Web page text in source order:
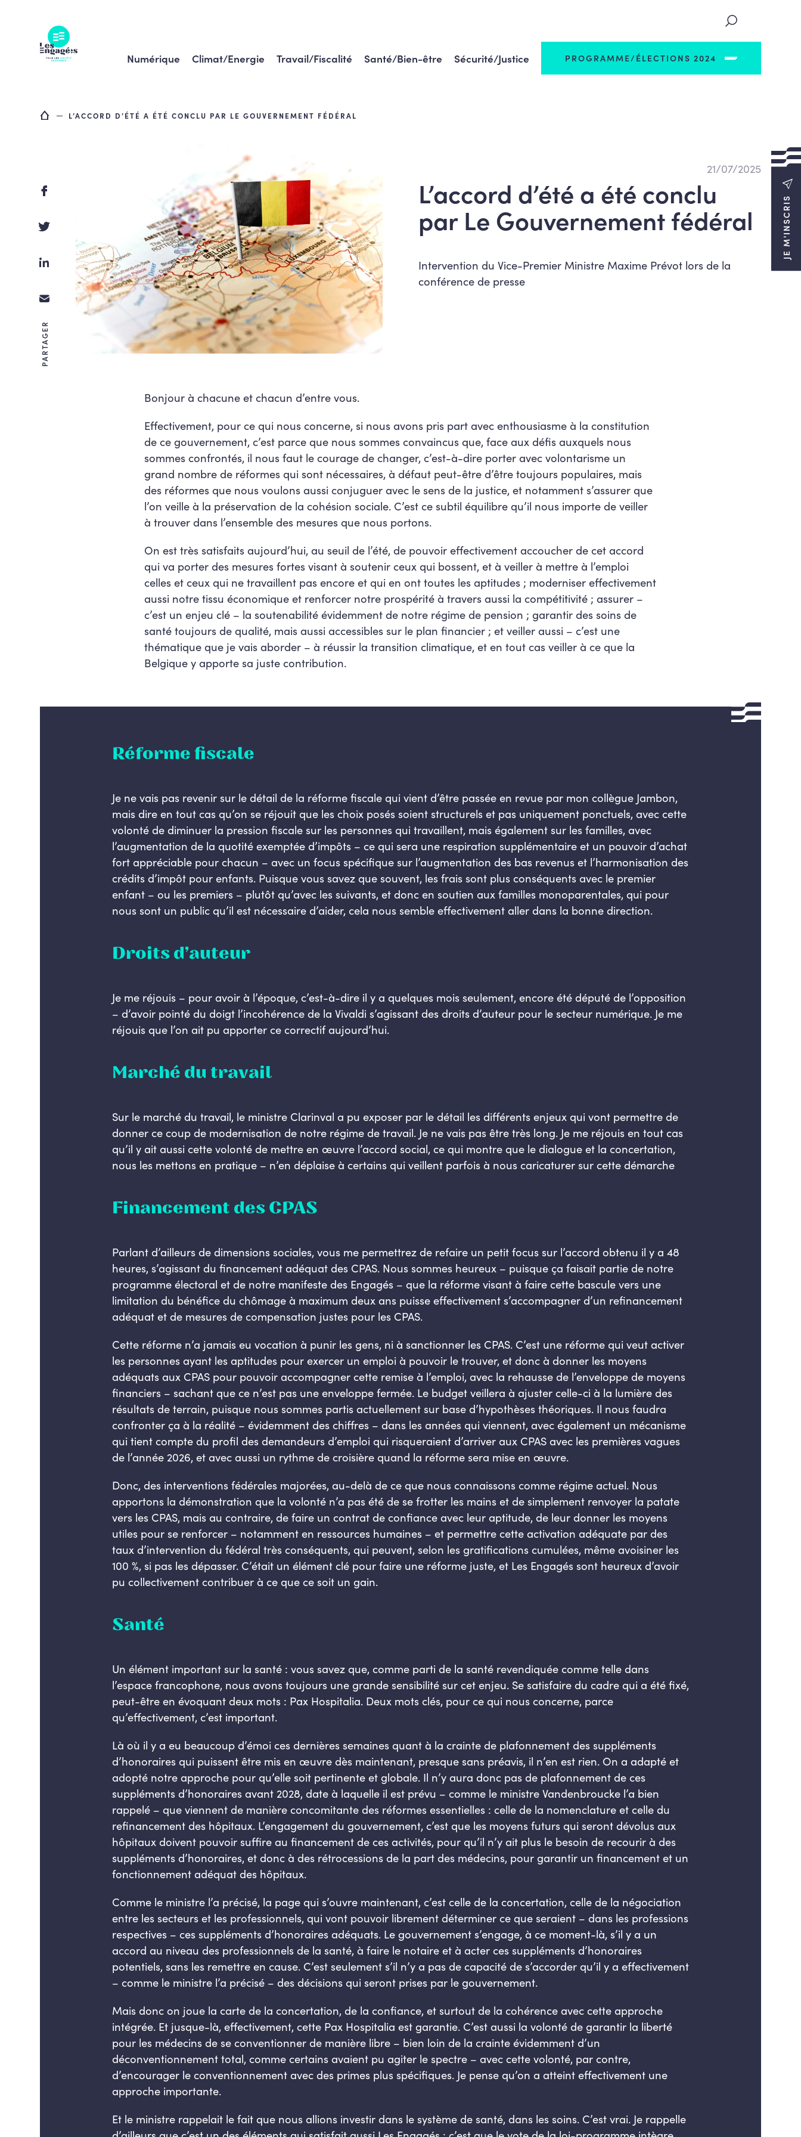
Numérique Climat/Energie Travail/Fiscalité Santé/Bien-être Sécurité/Justice PROGRAMME/ÉLECTIONS 2024
JE M'INSCRIS
PARTAGER
L’ACCORD D’ÉTÉ A ÉTÉ CONCLU PAR LE GOUVERNEMENT FÉDÉRAL
21/07/2025
L’accord d’été a été conclu
par Le Gouvernement fédéral
Intervention du Vice-Premier Ministre Maxime Prévot lors de la
conférence de presse
Bonjour à chacune et chacun d’entre vous.
Effectivement, pour ce qui nous concerne, si nous avons pris part avec enthousiasme à la constitution
de ce gouvernement, c’est parce que nous sommes convaincus que, face aux défis auxquels nous
sommes confrontés, il nous faut le courage de changer, c’est-à-dire porter avec volontarisme un
grand nombre de réformes qui sont nécessaires, à défaut peut-être d’être toujours populaires, mais
des réformes que nous voulons aussi conjuguer avec le sens de la justice, et notamment s’assurer que
l’on veille à la préservation de la cohésion sociale. C’est ce subtil équilibre qu’il nous importe de veiller
à trouver dans l’ensemble des mesures que nous portons.
On est très satisfaits aujourd’hui, au seuil de l’été, de pouvoir effectivement accoucher de cet accord
qui va porter des mesures fortes visant à soutenir ceux qui bossent, et à veiller à mettre à l’emploi
celles et ceux qui ne travaillent pas encore et qui en ont toutes les aptitudes ; moderniser effectivement
aussi notre tissu économique et renforcer notre prospérité à travers aussi la compétitivité ; assurer –
c’est un enjeu clé – la soutenabilité évidemment de notre régime de pension ; garantir des soins de
santé toujours de qualité, mais aussi accessibles sur le plan financier ; et veiller aussi – c’est une
thématique que je vais aborder – à réussir la transition climatique, et en tout cas veiller à ce que la
Belgique y apporte sa juste contribution.
Réforme fiscale
Je ne vais pas revenir sur le détail de la réforme fiscale qui vient d’être passée en revue par mon collègue Jambon,
mais dire en tout cas qu’on se réjouit que les choix posés soient structurels et pas uniquement ponctuels, avec cette
volonté de diminuer la pression fiscale sur les personnes qui travaillent, mais également sur les familles, avec
l’augmentation de la quotité exemptée d’impôts – ce qui sera une respiration supplémentaire et un pouvoir d’achat
fort appréciable pour chacun – avec un focus spécifique sur l’augmentation des bas revenus et l’harmonisation des
crédits d’impôt pour enfants. Puisque vous savez que souvent, les frais sont plus conséquents avec le premier
enfant – ou les premiers – plutôt qu’avec les suivants, et donc en soutien aux familles monoparentales, qui pour
nous sont un public qu’il est nécessaire d’aider, cela nous semble effectivement aller dans la bonne direction.
Droits d’auteur
Je me réjouis – pour avoir à l’époque, c’est-à-dire il y a quelques mois seulement, encore été député de l’opposition
– d’avoir pointé du doigt l’incohérence de la Vivaldi s’agissant des droits d’auteur pour le secteur numérique. Je me
réjouis que l’on ait pu apporter ce correctif aujourd’hui.
Marché du travail
Sur le marché du travail, le ministre Clarinval a pu exposer par le détail les différents enjeux qui vont permettre de
donner ce coup de modernisation de notre régime de travail. Je ne vais pas être très long. Je me réjouis en tout cas
qu’il y ait aussi cette volonté de mettre en œuvre l’accord social, ce qui montre que le dialogue et la concertation,
nous les mettons en pratique – n’en déplaise à certains qui veillent parfois à nous caricaturer sur cette démarche
Financement des CPAS
Parlant d’ailleurs de dimensions sociales, vous me permettrez de refaire un petit focus sur l’accord obtenu il y a 48
heures, s’agissant du financement adéquat des CPAS. Nous sommes heureux – puisque ça faisait partie de notre
programme électoral et de notre manifeste des Engagés – que la réforme visant à faire cette bascule vers une
limitation du bénéfice du chômage à maximum deux ans puisse effectivement s’accompagner d’un refinancement
adéquat et de mesures de compensation justes pour les CPAS.
Cette réforme n’a jamais eu vocation à punir les gens, ni à sanctionner les CPAS. C’est une réforme qui veut activer
les personnes ayant les aptitudes pour exercer un emploi à pouvoir le trouver, et donc à donner les moyens
adéquats aux CPAS pour pouvoir accompagner cette remise à l’emploi, avec la rehausse de l’enveloppe de moyens
financiers – sachant que ce n’est pas une enveloppe fermée. Le budget veillera à ajuster celle-ci à la lumière des
résultats de terrain, puisque nous sommes partis actuellement sur base d’hypothèses théoriques. Il nous faudra
confronter ça à la réalité – évidemment des chiffres – dans les années qui viennent, avec également un mécanisme
qui tient compte du profil des demandeurs d’emploi qui risqueraient d’arriver aux CPAS avec les premières vagues
de l’année 2026, et avec aussi un rythme de croisière quand la réforme sera mise en œuvre.
Donc, des interventions fédérales majorées, au-delà de ce que nous connaissons comme régime actuel. Nous
apportons la démonstration que la volonté n’a pas été de se frotter les mains et de simplement renvoyer la patate
vers les CPAS, mais au contraire, de faire un contrat de confiance avec leur aptitude, de leur donner les moyens
utiles pour se renforcer – notamment en ressources humaines – et permettre cette activation adéquate par des
taux d’intervention du fédéral très conséquents, qui peuvent, selon les gratifications cumulées, même avoisiner les
100 %, si pas les dépasser. C’était un élément clé pour faire une réforme juste, et Les Engagés sont heureux d’avoir
pu collectivement contribuer à ce que ce soit un gain.
Santé
Un élément important sur la santé : vous savez que, comme parti de la santé revendiquée comme telle dans
l’espace francophone, nous avons toujours une grande sensibilité sur cet enjeu. Se satisfaire du cadre qui a été fixé,
peut-être en évoquant deux mots : Pax Hospitalia. Deux mots clés, pour ce qui nous concerne, parce
qu’effectivement, c’est important.
Là où il y a eu beaucoup d’émoi ces dernières semaines quant à la crainte de plafonnement des suppléments
d’honoraires qui puissent être mis en œuvre dès maintenant, presque sans préavis, il n’en est rien. On a adapté et
adopté notre approche pour qu’elle soit pertinente etglobale. Il n’y aura donc pas de plafonnement de ces
suppléments d’honoraires avant 2028, date à laquelle il est prévu – comme le ministreVandenbrouckel’a bien
rappelé – que viennent de manière concomitante des réformes essentielles : celle de la nomenclature et celle du
refinancement des hôpitaux. L’engagement du gouvernement, c’est que les moyens futurs qui seront dévolus aux
hôpitaux doivent pouvoir suffire au financement de ces activités, pour qu’il n’y ait plus le besoin de recourir à des
suppléments d’honoraires, et donc à des rétrocessions de la part des médecins, pour garantir un financement et un
fonctionnement adéquat des hôpitaux.
Comme le ministre l’a précisé, la page qui s’ouvre maintenant, c’est celle de la concertation, celle de la négociation
entre les secteurs et les professionnels, qui vont pouvoir librement déterminer ce que seraient – dans les professions
respectives – ces suppléments d’honoraires adéquats. Le gouvernement s’engage, à ce moment-là, s’il y a un
accord au niveau des professionnels de la santé, à faire le notaire et à acter ces suppléments d’honoraires
potentiels, sans les remettre en cause. C’est seulement s’il n’y a pas de capacité de s’accorder qu’il y a effectivement
– comme le ministre l’a précisé – des décisions qui seront prises par le gouvernement.
Mais donc on joue la carte de la concertation, de la confiance, et surtout de la cohérence avec cette approche
intégrée. Et jusque-là, effectivement, cette Pax Hospitalia est garantie. C’est aussi la volonté de garantir la liberté
pour les médecins de se conventionner de manière libre – bien loin de la crainte évidemment d’un
déconventionnementtotal, comme certains avaient pu agiter le spectre – avec cette volonté, par contre,
d’encourager le conventionnement avec des primes plus spécifiques. Je pense qu’on a atteint effectivement une
approche importante.
Et le ministre rappelait le fait que nous allions investir dans le système de santé, dans les soins. C’est vrai. Je rappelle